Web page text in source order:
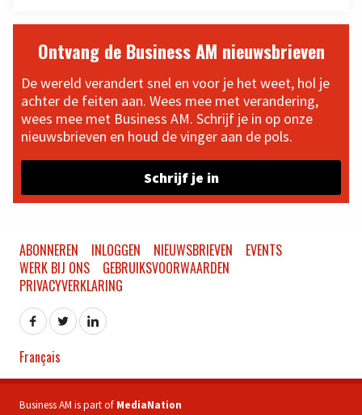
Ontvang de Business AM nieuwsbrieven
De wereld verandert snel en voor je het weet, hol je
achter de feiten aan. Wees mee met verandering,
wees mee met Business AM. Schrijf je in op onze
nieuwsbrieven en houd de vinger aan de pols.
Schrijf je in
ABONNEREN INLOGGEN NIEUWSBRIEVEN
EVENTS
WERK BIJ ONS
GEBRUIKSVOORWAARDEN
PRIVACYVERKLARING
Français
Business AM is part of MediaNation